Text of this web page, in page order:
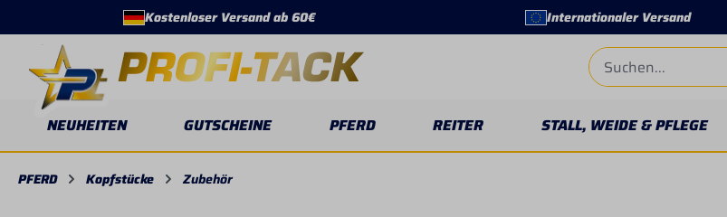
Zur Hauptnavigation springen
Kostenloser Versand ab 60€ Internationaler Versand
NEUHEITEN GUTSCHEINE PFERD REITER STALL, WEIDE & PFLEGE
PFERD Kopfstücke Zubehör